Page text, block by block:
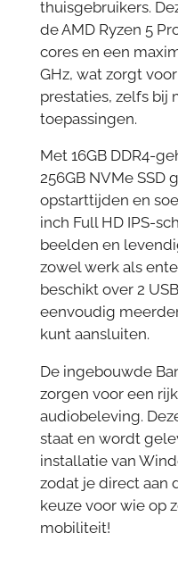
thuisgebruikers.
de AMD Ryzen 5
cores en een
GHz, wat zorgt
prestaties, zelfs bij
toepassingen.
Met 16GB DDR4-
256GB NVMe SSD
opstarttijden en
inch Full HD IPS-
beelden en
zowel werk als
beschikt over 2
eenvoudig
kunt aansluiten.
De ingebouwde
zorgen voor een
audiobeleving.
staat en wordt
installatie van
zodat je direct aan
keuze voor wie op
mobiliteit!